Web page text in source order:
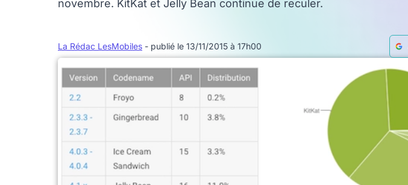
novembre. KitKat et Jelly Bean continue de reculer.
La Rédac LesMobiles - publié le 13/11/2015 à 17h00